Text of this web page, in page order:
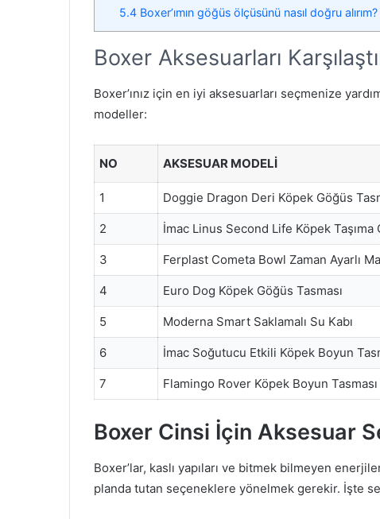
5.4 Boxer’ımın göğüs ölçüsünü nasıl doğru alırım?
Boxer Aksesuarları
Boxer’ınız için en iyi aksesuarları seçmenize
modeller:
NO AKSESUAR MODELI
1 Doggie Dragon Deri Köpek Göğüs
2 İmac Linus Second Life Köpek Taşıma
3 Ferplast Cometa Bowl Zaman Ayarlı
4 Euro Dog Köpek Göğüs Tasması
5 Moderna Smart Saklamalı Su Kabı
6 İmac Soğutucu Etkili Köpek Boyun
7 Flamingo Rover Köpek Boyun Tasması
Boxer Cinsi İçin Aksesuar
Boxer’lar, kaslı yapıları ve bitmek bilmeyen
planda tutan seçeneklere yönelmek gerekir. İşte